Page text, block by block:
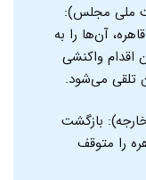
ملی مجلس):
آن‌ها را به
واکنشی
تلقی می‌شود.
بازگشت
را متوقف